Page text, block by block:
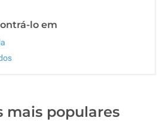
lo em
mais populares